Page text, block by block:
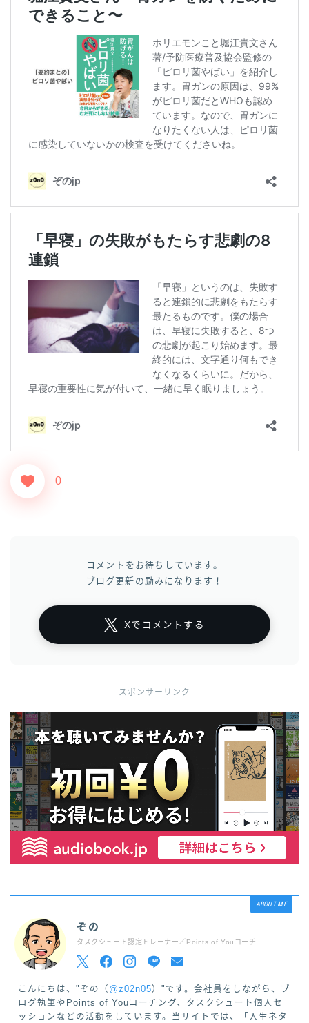
0
コメントをお待ちしています。
ブログ更新の励みになります！
Xでコメントする
スポンサーリンク
ABOUT ME
ぞの
タスクシュート認定トレーナー／Points of Youコーチ
こんにちは、"ぞの（ @z02n05）"です。会社員をしながら、ブ
ログ執筆やPoints of Youコーチング、タスクシュート個人セ
ッションなどの活動をしています。当サイトでは、「人生ネタ